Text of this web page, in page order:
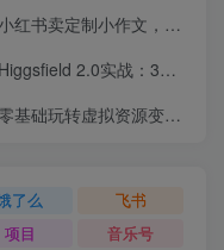
9.9元一单狂卖1万+，普通人的轻资产搞钱路子
钟真人AI影视剧全流程拆解，14天无限生成秘籍
：四大赛道实操指南，手把手教你搭建个人盈利体系
了么
飞书
项目
音乐号
级教程：3分钟真人AI影视剧从0到1完整实操
看！九个习惯或能助你更长寿
靠个人努力实现阶层跃升？这几点建议值得收藏
V4 Pro多API联动，图文成片Skill全流程拆解